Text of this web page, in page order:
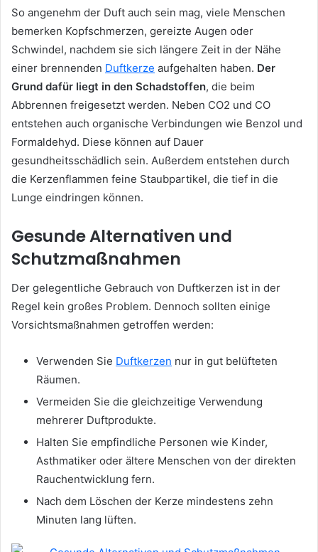
So angenehm der Duft auch sein mag, viele Menschen
bemerken Kopfschmerzen, gereizte Augen oder
Schwindel, nachdem sie sich längere Zeit in der Nähe
einer brennenden Duftkerze aufgehalten haben. Der
Grund dafür liegt in den Schadstoffen, die beim
Abbrennen freigesetzt werden. Neben CO2 und CO
entstehen auch organische Verbindungen wie Benzol und
Formaldehyd. Diese können auf Dauer
gesundheitsschädlich sein. Außerdem entstehen durch
die Kerzenflammen feine Staubpartikel, die tief in die
Lunge eindringen können.
Gesunde Alternativen und
Schutzmaßnahmen
Der gelegentliche Gebrauch von Duftkerzen ist in der
Regel kein großes Problem. Dennoch sollten einige
Vorsichtsmaßnahmen getroffen werden:
Verwenden Sie Duftkerzen nur in gut belüfteten
Räumen.
Vermeiden Sie die gleichzeitige Verwendung
mehrerer Duftprodukte.
Halten Sie empfindliche Personen wie Kinder,
Asthmatiker oder ältere Menschen von der direkten
Rauchentwicklung fern.
Nach dem Löschen der Kerze mindestens zehn
Minuten lang lüften.